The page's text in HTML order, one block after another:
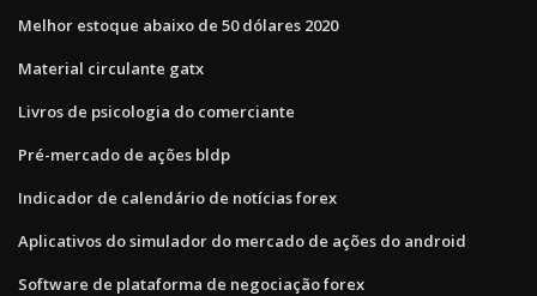
Melhor estoque abaixo de 50 dólares 2020
Material circulante gatx
Livros de psicologia do comerciante
Pré-mercado de ações bldp
Indicador de calendário de notícias forex
Aplicativos do simulador do mercado de ações do android
Software de plataforma de negociação forex